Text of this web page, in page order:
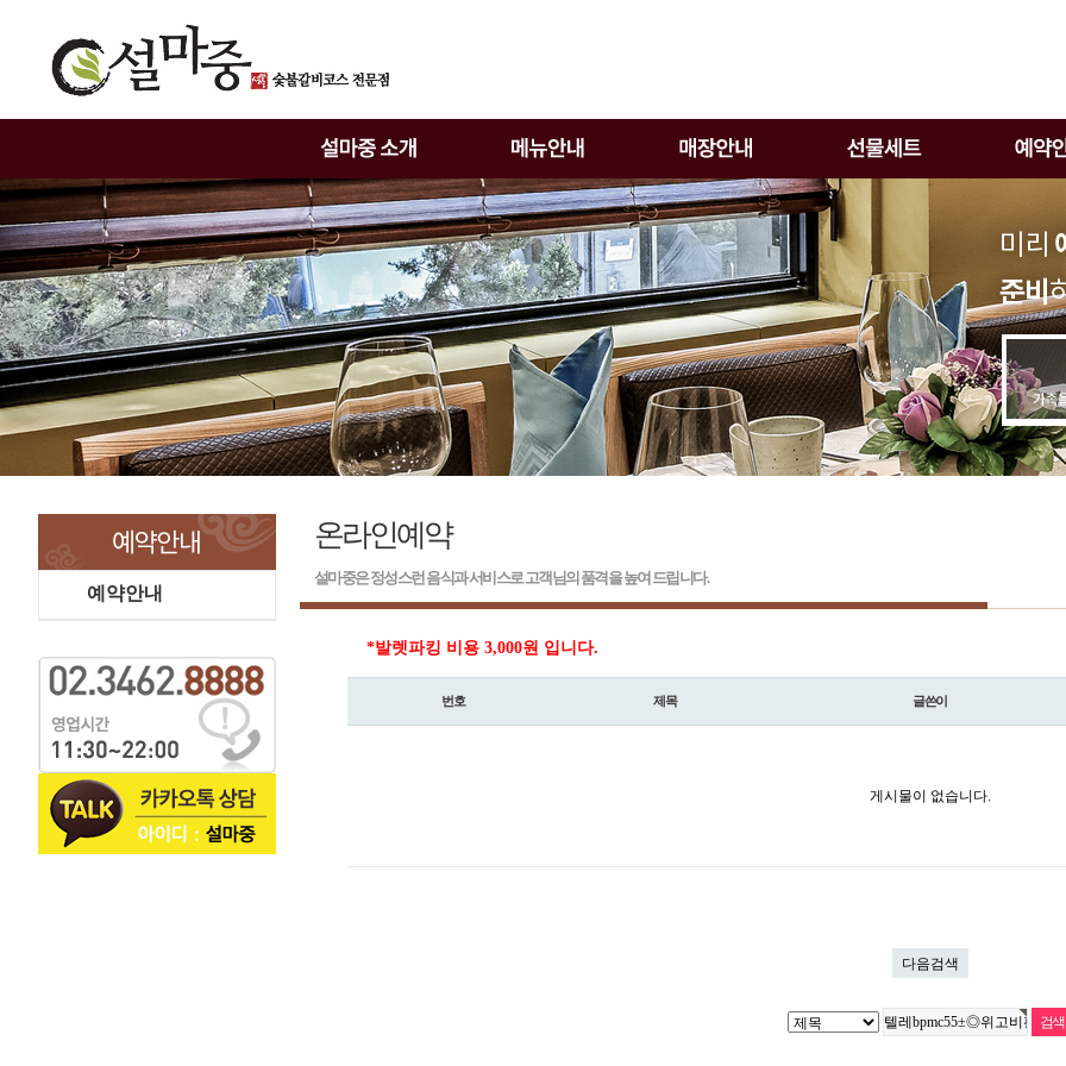
예약안내
온라인예약
설마중은 정성스런 음식과 서비스로 고객님의 품격을 높여 드립니다.
*발렛파킹 비용 3,000원 입니다.
번호 제목 글쓴이
게시물이 없습니다.
다음검색